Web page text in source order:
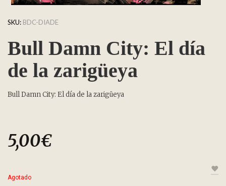
SKU: BDC-DIADE
Bull Damn City: El día
de la zarigüeya
Bull Damn City: El día de la zarigüeya
5,00€
Agotado